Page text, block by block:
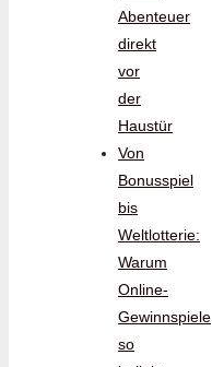
Abenteuer
direkt
vor
der
Haustür
Von
Bonusspiel
bis
Weltlotterie:
Warum
Online-
Gewinnspiele
so